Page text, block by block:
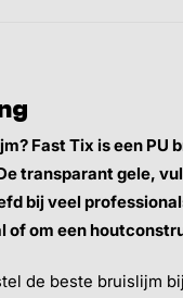
Fast Tix is een
transparant gele,
bij veel
om een
de beste bruislijm